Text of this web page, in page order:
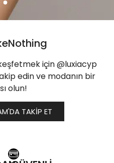
için @luxiacyp
edin ve modanın bir
olun!
TAKİP ET